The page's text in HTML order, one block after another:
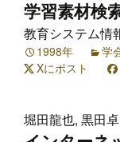
学習素材検
教育システム情
1998年 学
Xにポスト
堀田龍也, 黒田